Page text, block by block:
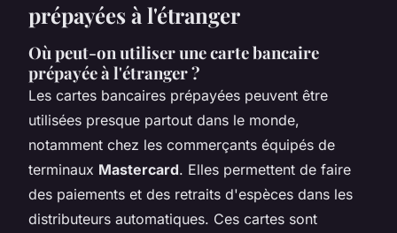
prépayées à l'étranger
Où peut-on utiliser une carte bancaire
prépayée à l'étranger ?
Les cartes bancaires prépayées peuvent être
utilisées presque partout dans le monde,
notamment chez les commerçants équipés de
terminaux Mastercard. Elles permettent de faire
des paiements et des retraits d'espèces dans les
distributeurs automatiques. Ces cartes sont